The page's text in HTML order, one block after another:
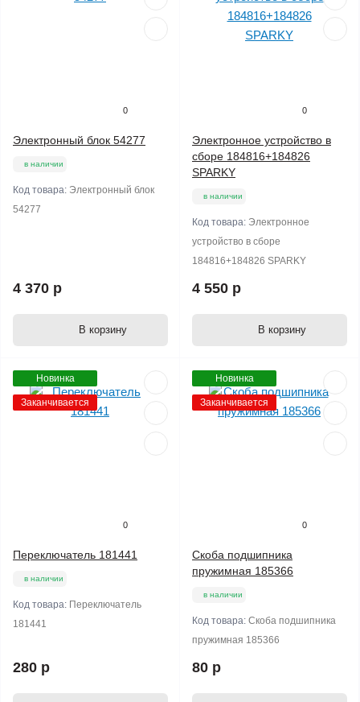
0
Электронный блок 54277
в наличии
Код товара: Электронный блок
54277
4 370 р
В корзину
0
Электронное устройство в
сборе 184816+184826
SPARKY
в наличии
Код товара: Электронное
устройство в сборе
184816+184826 SPARKY
4 550 р
В корзину
Новинка
Заканчивается
0
Переключатель 181441
в наличии
Код товара: Переключатель
181441
280 р
Новинка
Заканчивается
0
Скоба подшипника
пружимная 185366
в наличии
Код товара: Скоба подшипника
пружимная 185366
80 р